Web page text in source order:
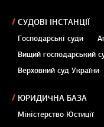
СУДОВІ ІНСТАНЦІЇ
Господарські суди
Вищий господарський
Верховний суд України
ЮРИДИЧНА БАЗА
Міністерство Юстиції